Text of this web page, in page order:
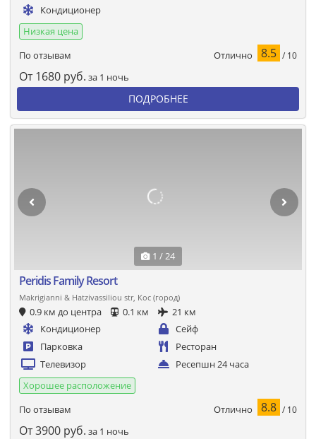
Кондиционер
Низкая цена
По отзывам
Отлично 8.5 / 10
От 1680 руб. за 1 ночь
ПОДРОБНЕЕ
1 / 24
Peridis Family Resort
Makrigianni & Hatzivassiliou str, Кос (город)
0.9 км до центра 0.1 км
21 км
Кондиционер
Сейф
Парковка
Ресторан
Телевизор
Ресепшн 24 часа
Хорошее расположение
По отзывам
Отлично 8.8 / 10
От3900 руб. за 1 ночь